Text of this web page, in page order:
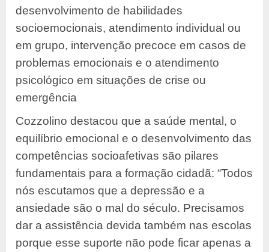
desenvolvimento de habilidades
socioemocionais, atendimento individual ou
em grupo, intervenção precoce em casos de
problemas emocionais e o atendimento
psicológico em situações de crise ou
emergência
Cozzolino destacou que a saúde mental, o
equilíbrio emocional e o desenvolvimento das
competências socioafetivas são pilares
fundamentais para a formação cidadã: “Todos
nós escutamos que a depressão e a
ansiedade são o mal do século. Precisamos
dar a assistência devida também nas escolas
porque esse suporte não pode ficar apenas a